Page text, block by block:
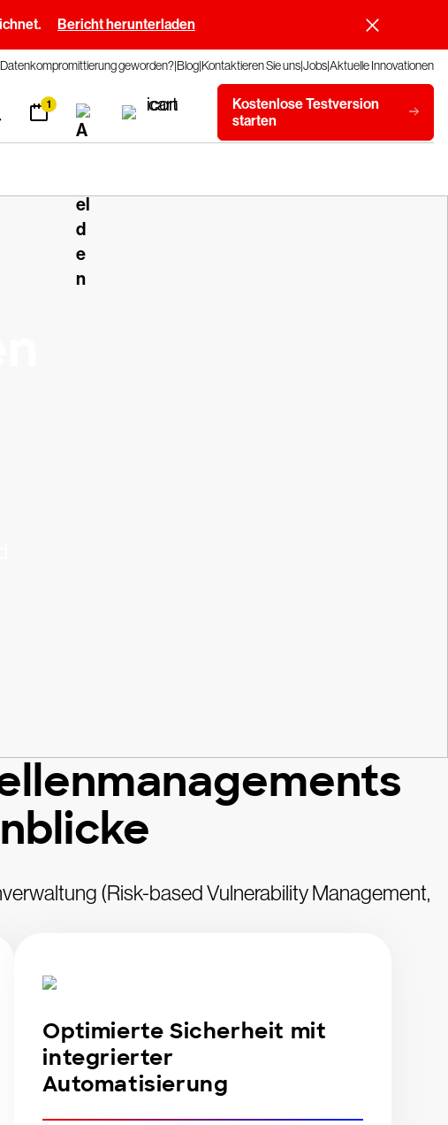
Bericht herunterladen
geworden?BlogKontaktieren Sie unsJobsAktuelle Innovationen
1
Kostenlose Testversion
starten
(Risk-based Vulnerability Management,
Optimierte Sicherheit mit
integrierter
Automatisierung